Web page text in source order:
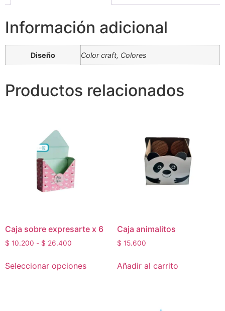
Información adicional
Diseño Color craft, Colores
Productos relacionados
Caja sobre expresarte x 6
$ 10.200 - $ 26.400
Seleccionar opciones
Caja animalitos
$ 15.600
Añadir al carrito